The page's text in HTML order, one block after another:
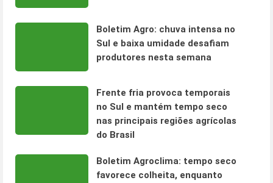
Boletim Agro: chuva intensa no
Sul e baixa umidade desafiam
produtores nesta semana
Frente fria provoca temporais
no Sul e mantém tempo seco
nas principais regiões agrícolas
do Brasil
Boletim Agroclima: tempo seco
favorece colheita, enquanto